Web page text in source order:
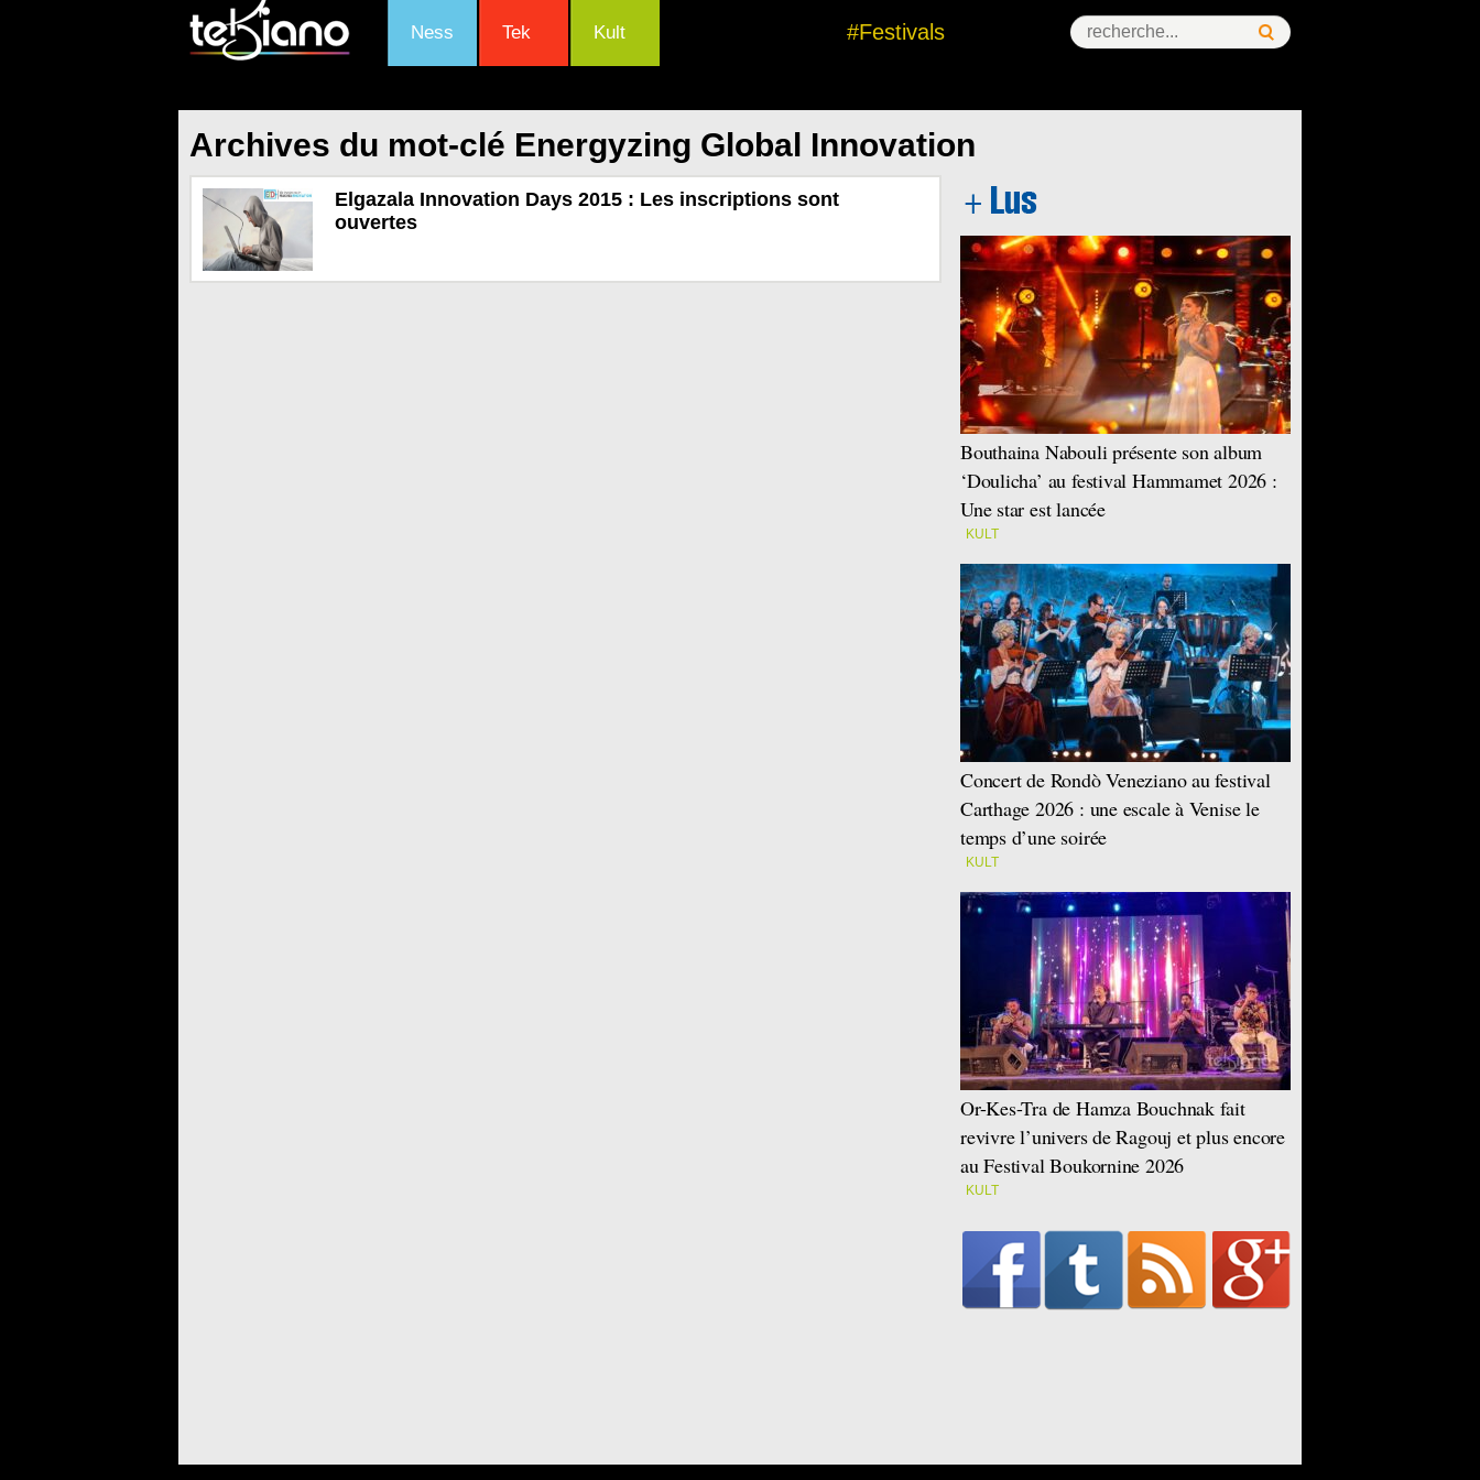
Ness Tek Kult #Festivals
Archives du mot-clé Energyzing Global Innovation
Elgazala Innovation Days 2015 : Les inscriptions sont
ouvertes
Bouthaina Nabouli présente son album
‘Doulicha’ au festival Hammamet 2026 :
Une star est lancée
KULT
Concert de Rondò Veneziano au festival
Carthage 2026 : une escale à Venise le
temps d’une soirée
KULT
Or-Kes-Tra de Hamza Bouchnak fait
revivre l’univers de Ragouj et plus encore
au Festival Boukornine 2026
KULT